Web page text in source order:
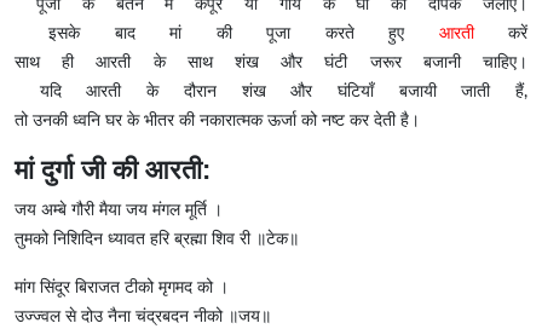
पूजा के बर्तन में कपूर या गाय के घी का दीपक जलाएं।
इसके बाद मां की पूजा करते हुए आरतीकरें
साथ ही आरती के साथ शंख और घंटी जरूर बजानी चाहिए।
यदि आरती के दौरान शंख और घंटियाँ बजायी जाती हैं,
तो उनकी ध्वनि घर के भीतर की नकारात्मक ऊर्जा को नष्ट कर देती है।
मां दुर्गा जी की आरती:
जय अम्बे गौरी मैया जय मंगल मूर्ति ।
तुमको निशिदिन ध्यावत हरि ब्रह्मा शिव री ॥टेक॥
मांग सिंदूर बिराजत टीको मृगमद को ।
उज्ज्वल से दोउ नैना चंद्रबदन नीको ॥जय॥